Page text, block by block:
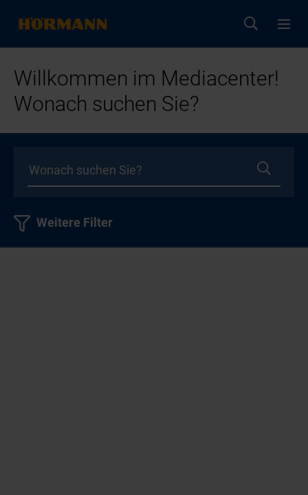
Willkommen im Mediacenter!
Wonach suchen Sie?
Weitere Filter